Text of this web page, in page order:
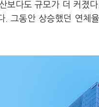
보다도 규모가 더 커졌
. 그동안 상승했던 연체